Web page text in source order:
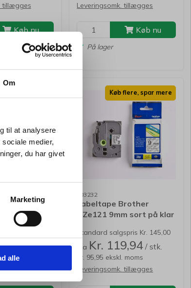
Om
til at analysere
medier,
du har givet
Marketing
alle
tillægges
Køb nu
3-6
Leveringsomk. tillægges
Køb nu
På lager
sort på
/ stk.
moms
tillægges
Køb flere, spar mere
103232
Labeltape Brother
TZe121 9mm sort på klar
Standard salgspris Kr. 145,00
Fra Kr. 119,94 / stk.
Kr. 95,95 ekskl. moms
Leveringsomk. tillægges